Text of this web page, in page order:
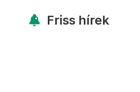
Friss hírek